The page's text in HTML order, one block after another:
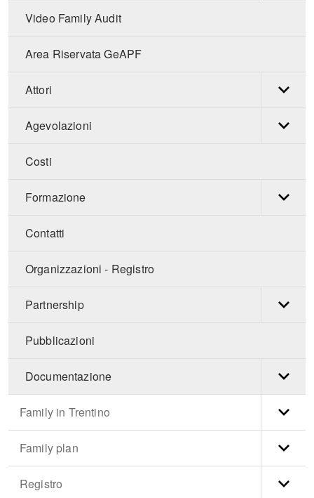
Video Family Audit
Area Riservata GeAPF
Attori
Agevolazioni
Costi
Formazione
Contatti
Organizzazioni - Registro
Partnership
Pubblicazioni
Documentazione
Family in Trentino
Family plan
Registro